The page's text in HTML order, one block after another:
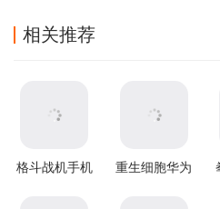
相关推荐
格斗战机手机
重生细胞华为